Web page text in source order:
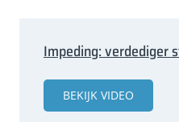
Impeding: verdediger
BEKIJK VIDEO